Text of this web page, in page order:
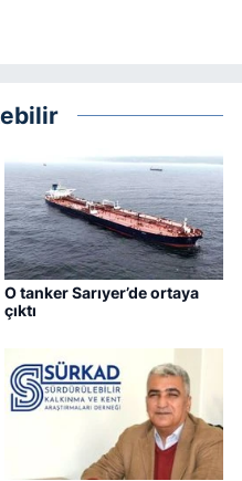
O tanker Sarıyer’de ortaya
çıktı